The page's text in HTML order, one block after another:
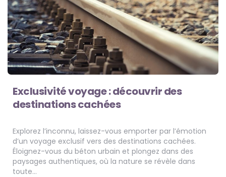
Exclusivité voyage : découvrir des
destinations cachées
Explorez l’inconnu, laissez-vous emporter par l’émotion
d’un voyage exclusif vers des destinations cachées.
Éloignez-vous du béton urbain et plongez dans des
paysages authentiques, où la nature se révèle dans
toute…